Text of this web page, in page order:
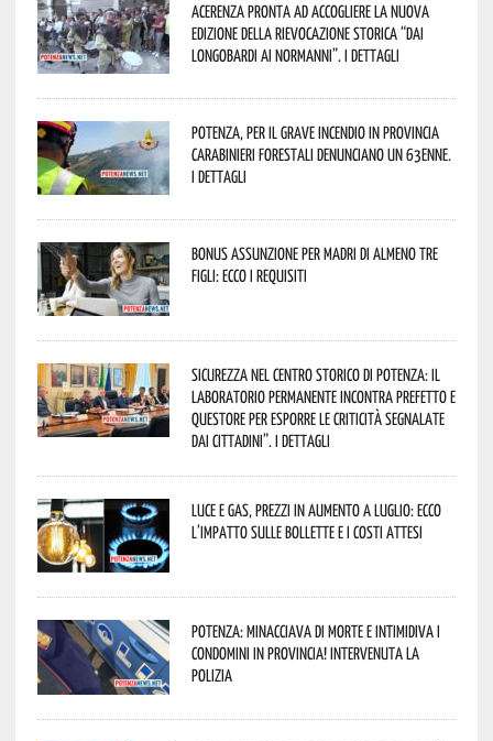
Acerenza pronta ad accogliere la nuova
edizione della rievocazione storica “Dai
Longobardi ai Normanni”. I dettagli
Potenza, per il grave incendio in Provincia
Carabinieri forestali denunciano un 63enne.
I dettagli
Bonus assunzione per madri di almeno tre
figli: ecco i requisiti
Sicurezza nel Centro Storico di Potenza: il
Laboratorio Permanente incontra Prefetto e
Questore per esporre le criticità segnalate
dai cittadini”. I dettagli
Luce e gas, prezzi in aumento a luglio: ecco
l’impatto sulle bollette e i costi attesi
Potenza: minacciava di morte e intimidiva i
condomini in provincia! Intervenuta la
Polizia